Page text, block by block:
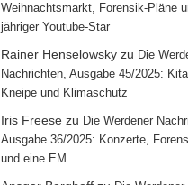
Weihnachtsmarkt, Forensik-Pläne
jähriger Youtube-Star
Rainer Henselowsky zu Die
Nachrichten, Ausgabe 45/2025:
Kneipe und Klimaschutz
Iris Freese zu Die Werdener
Ausgabe 36/2025: Konzerte,
und eine EM